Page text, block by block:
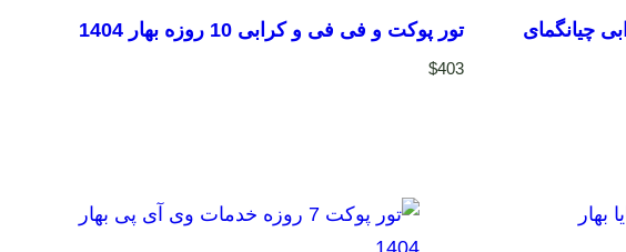
کرابی چیانگمای
تور پوکت و فی فی و کرابی 10 روزه بهار 1404
$403